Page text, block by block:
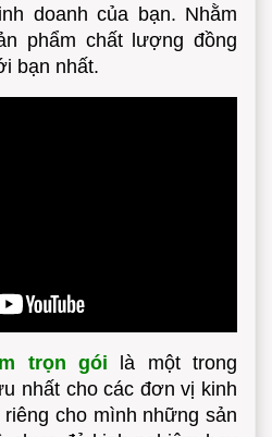
doanh của bạn. Nhằm
phẩm chất lượng đồng
bạn nhất.
trọn gói
là một trong
nhất cho các đơn vị kinh
cho mình những sản